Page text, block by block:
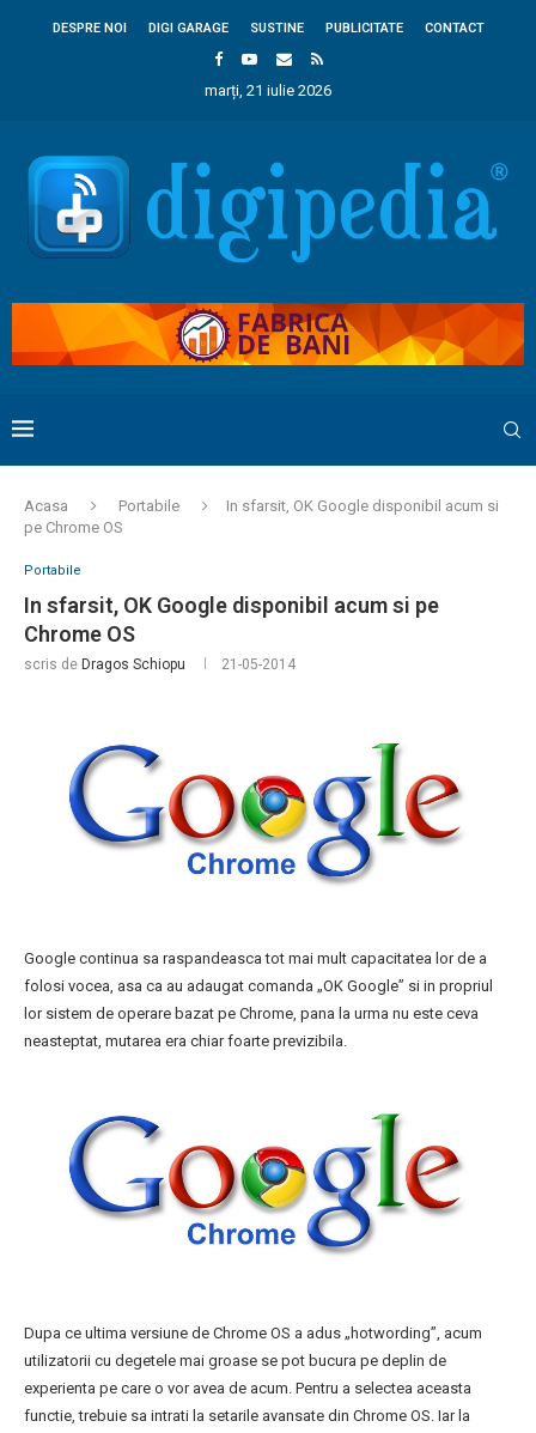
DESPRE NOI DIGI GARAGE SUSTINE PUBLICITATE CONTACT
marți, 21 iulie 2026
Acasa Portabile
In sfarsit, OK Google disponibil acum si
pe Chrome OS
Portabile
In sfarsit, OK Google disponibil acum si pe
Chrome OS
scris de Dragos Schiopu 21-05-2014
Google continua sa raspandeasca tot mai mult capacitatea lor de a
folosi vocea, asa ca au adaugat comanda „OK Google” si in propriul
lor sistem de operare bazat pe Chrome, pana la urma nu este ceva
neasteptat, mutarea era chiar foarte previzibila.
Dupa ce ultima versiune de Chrome OS a adus „hotwording”, acum
utilizatorii cu degetele mai groase se pot bucura pe deplin de
experienta pe care o vor avea de acum. Pentru a selectea aceasta
functie, trebuie sa intrati la setarile avansate din Chrome OS. Iar la